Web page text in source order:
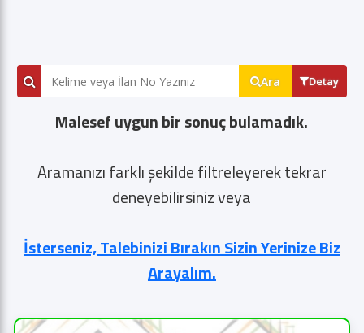
Ara Detay
Malesef uygun bir sonuç bulamadık.
Aramanızı farklı şekilde filtreleyerek tekrar
deneyebilirsiniz veya
İsterseniz, Talebinizi Bırakın Sizin Yerinize Biz
Arayalım.